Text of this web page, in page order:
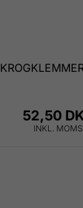
52,50
INKL. MOMS